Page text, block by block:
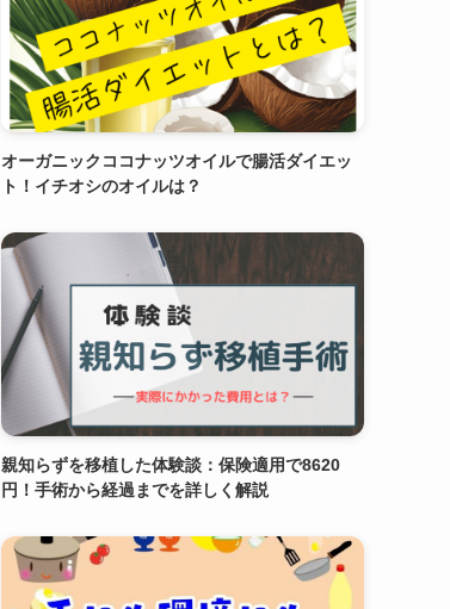
オーガニックココナッツオイルで腸活ダイエッ
ト！イチオシのオイルは？
親知らずを移植した体験談：保険適用で8620
円！手術から経過までを詳しく解説